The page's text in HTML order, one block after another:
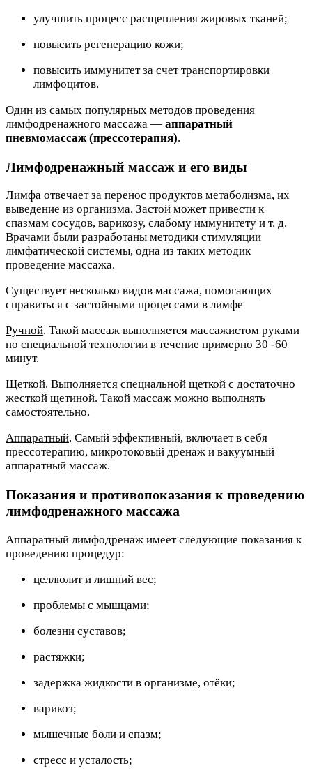
улучшить процесс расщепления жировых тканей;
повысить регенерацию кожи;
повысить иммунитет за счет транспортировки
лимфоцитов.
Один из самых популярных методов проведения
лимфодренажного массажа — аппаратный
пневмомассаж (прессотерапия).
Лимфодренажный массаж и его виды
Лимфа отвечает за перенос продуктов метаболизма, их
выведение из организма. Застой может привести к
спазмам сосудов, варикозу, слабому иммунитету и т. д.
Врачами были разработаны методики стимуляции
лимфатической системы, одна из таких методик
проведение массажа.
Существует несколько видов массажа, помогающих
справиться с застойными процессами в лимфе
Ручной. Такой массаж выполняется массажистом руками
по специальной технологии в течение примерно 30 -60
минут.
Щеткой. Выполняется специальной щеткой с достаточно
жесткой щетиной. Такой массаж можно выполнять
самостоятельно.
Аппаратный. Самый эффективный, включает в себя
прессотерапию, микротоковый дренаж и вакуумный
аппаратный массаж.
Показания и противопоказания к проведению
лимфодренажного массажа
Аппаратный лимфодренаж имеет следующие показания к
проведению процедур:
целлюлит и лишний вес;
проблемы с мышцами;
болезни суставов;
растяжки;
задержка жидкости в организме, отёки;
варикоз;
мышечные боли и спазм;
стресс и усталость;